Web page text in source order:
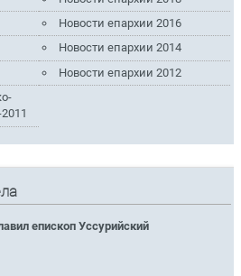
Новости епархии 2016
Новости епархии 2014
Новости епархии 2012
епископ Уссурийский